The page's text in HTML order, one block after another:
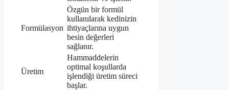
Formülasyon
Özgün bir formül
kullanılarak kedinizin
ihtiyaçlarına uygun
besin değerleri
sağlanır.
Üretim
Hammaddelerin
optimal koşullarda
işlendiği üretim süreci
başlar.